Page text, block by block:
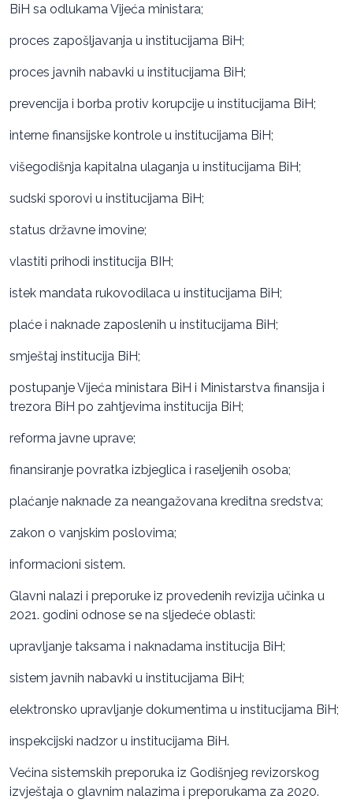
BiH sa odlukama Vijeća ministara;
proces zapošljavanja u institucijama BiH;
proces javnih nabavki u institucijama BiH;
prevencija i borba protiv korupcije u institucijama BiH;
interne finansijske kontrole u institucijama BiH;
višegodišnja kapitalna ulaganja u institucijama BiH;
sudski sporovi u institucijama BiH;
status državne imovine;
vlastiti prihodi institucija BIH;
istek mandata rukovodilaca u institucijama BiH;
plaće i naknade zaposlenih u institucijama BiH;
smještaj institucija BiH;
postupanje Vijeća ministara BiH i Ministarstva finansija i
trezora BiH po zahtjevima institucija BiH;
reforma javne uprave;
finansiranje povratka izbjeglica i raseljenih osoba;
plaćanje naknade za neangažovana kreditna sredstva;
zakon o vanjskim poslovima;
informacioni sistem.
Glavni nalazi i preporuke iz provedenih revizija učinka u
2021. godini odnose se na sljedeće oblasti:
upravljanje taksama i naknadama institucija BiH;
sistem javnih nabavki u institucijama BiH;
elektronsko upravljanje dokumentima u institucijama BiH;
inspekcijski nadzor u institucijama BiH.
Većina sistemskih preporuka iz Godišnjeg revizorskog
izvještaja o glavnim nalazima i preporukama za 2020.